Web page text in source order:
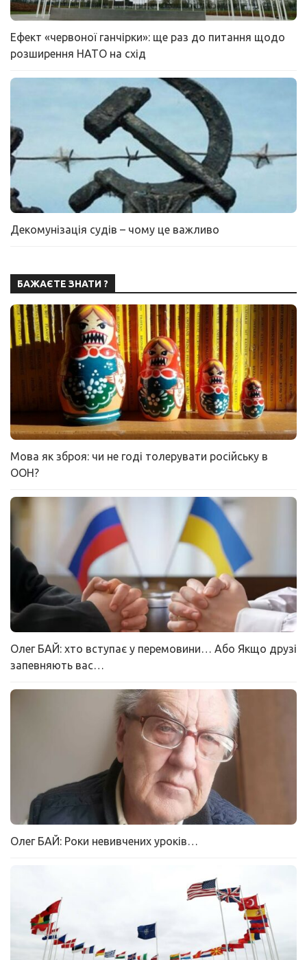
Ефект «червоної ганчірки»: ще раз до питання щодо
розширення НАТО на схід
Декомунізація судів – чому це важливо
БАЖАЄТЕ ЗНАТИ ?
Мова як зброя: чи не годі толерувати російську в
ООН?
Олег БАЙ: хто вступає у перемовини… Або Якщо друзі
запевняють вас…
Олег БАЙ: Роки невивчених уроків…